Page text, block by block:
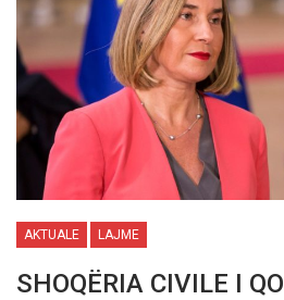
AKTUALE LAJME
SHOQËRIA CIVILE I